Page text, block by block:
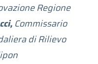
Regione
Commissario
di Rilievo